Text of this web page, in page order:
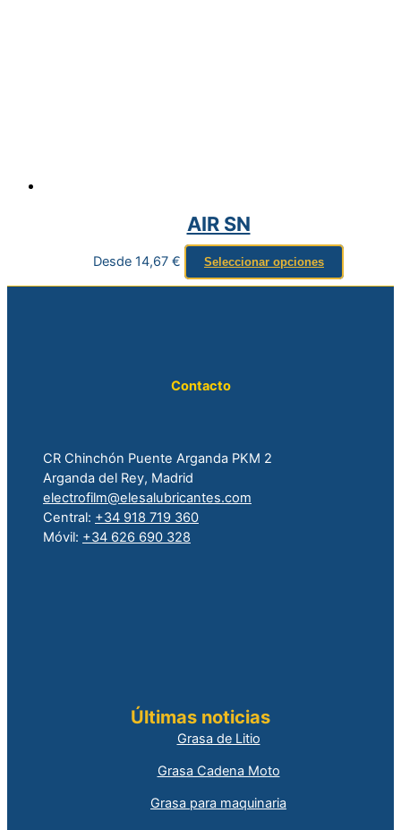
AIR SN
Desde 14,67 € Seleccionar opciones
Contacto
CR Chinchón Puente Arganda PKM 2
Arganda del Rey, Madrid
electrofilm@elesalubricantes.com
Central: +34 918 719 360
Móvil: +34 626 690 328
Últimas noticias
Grasa de Litio
Grasa Cadena Moto
Grasa para maquinaria